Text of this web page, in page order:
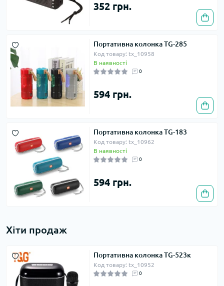
352 грн.
Портативна колонка TG-285
Код товару: tx_10958
В наявності
0
594 грн.
Портативна колонка TG-183
Код товару: tx_10962
В наявності
0
594 грн.
Хіти продаж
Портативна колонка TG-523к
Код товару: tx_10952
0